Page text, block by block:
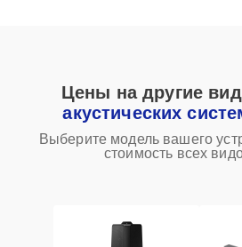
Цены на другие
акустических
Выберите модель вашего
стоимость всех